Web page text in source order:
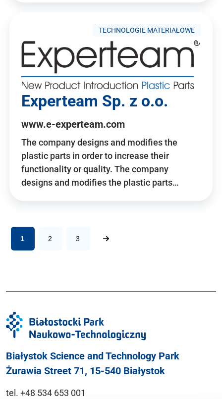
TECHNOLOGIE MATERIAŁOWE
Experteam Sp. z o.o.
www.e-experteam.com
The company designs and modifies the
plastic parts in order to increase their
functionality or quality. The company
designs and modifies the plastic parts…
1 2 3
Białystok Science and Technology Park
Żurawia Street 71, 15-540 Białystok
tel. +48 534 653 001